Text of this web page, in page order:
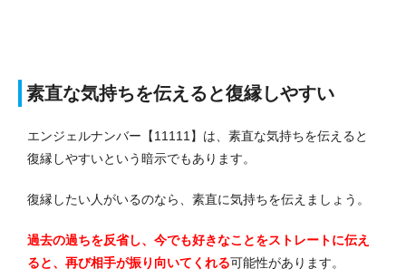
素直な気持ちを伝えると復縁しやすい
エンジェルナンバー【11111】は、素直な気持ちを伝えると
復縁しやすいという暗示でもあります。
復縁したい人がいるのなら、素直に気持ちを伝えましょう。
過去の過ちを反省し、今でも好きなことをストレートに伝え
ると、再び相手が振り向いてくれる可能性があります。